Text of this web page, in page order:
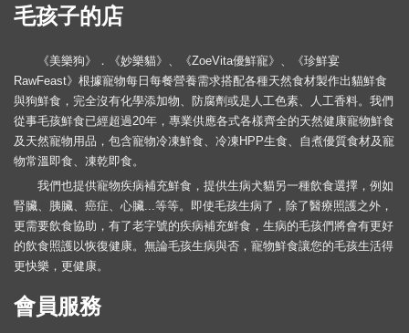
毛孩子的店
《美樂狗》．《妙樂貓》、《ZoeVita優鮮寵》、《珍鮮宴
RawFeast》根據寵物每日每餐營養需求搭配各種天然食材製作出貓鮮食
與狗鮮食，完全沒有化學添加物、防腐劑或是人工色素、人工香料。我們
從事毛孩鮮食已經超過20年，專業供應各式各樣齊全的天然健康寵物鮮食
及天然寵物用品，包含寵物冷凍鮮食、冷凍HPP生食、自煮優質食材及寵
物常溫即食、凍乾即食。
我們也提供寵物疾病補充鮮食，提供生病犬貓另一種飲食選擇，例如
腎臟、胰臟、癌症、心臟...等等。即使毛孩生病了，除了醫療照護之外，
更需要飲食協助，有了老字號的疾病補充鮮食，生病的毛孩們將會有更好
的飲食照護以恢復健康。無論毛孩生病與否，寵物鮮食讓您的毛孩生活得
更快樂，更健康。
會員服務